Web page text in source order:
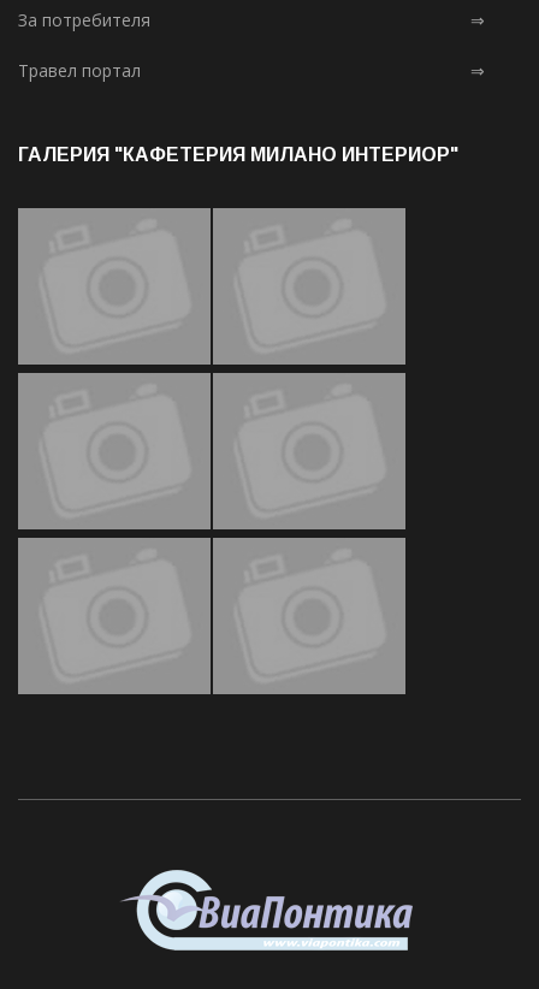
За потребителя ⇒
Травел портал ⇒
ГАЛЕРИЯ "КАФЕТЕРИЯ МИЛАНО ИНТЕРИОР"